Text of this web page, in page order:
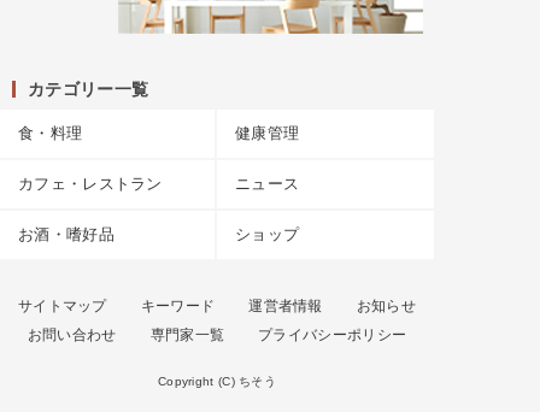
カテゴリー一覧
食・料理 健康管理
カフェ・レストラン ニュース
お酒・嗜好品 ショップ
サイトマップ キーワード 運営者情報
お知らせ
お問い合わせ
専門家一覧 プライバシーポリシー
Copyright (C) ちそう